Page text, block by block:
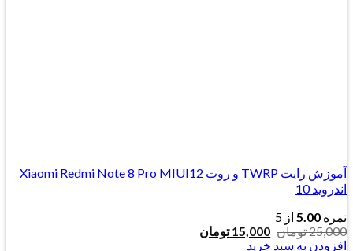
آموزش رایت TWRP و روت Xiaomi Redmi Note 8 Pro MIUI12
اندروید 10
نمره5.00از 5
25,000تومان قیمت
اصلی:
15,000تومانقیمت
فعلی:
افزودن به سبد خرید